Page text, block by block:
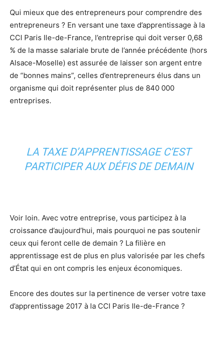
Qui mieux que des entrepreneurs pour comprendre des
entrepreneurs ? En versant une taxe d’apprentissage à la
CCI Paris Ile-de-France, l’entreprise qui doit verser 0,68
% de la masse salariale brute de l’année précédente (hors
Alsace-Moselle) est assurée de laisser son argent entre
de “bonnes mains”, celles d’entrepreneurs élus dans un
organisme qui doit représenter plus de 840 000
entreprises.
LA TAXE D’APPRENTISSAGE C’EST
PARTICIPER AUX DÉFIS DE DEMAIN
Voir loin. Avec votre entreprise, vous participez à la
croissance d’aujourd’hui, mais pourquoi ne pas soutenir
ceux qui feront celle de demain ? La filière en
apprentissage est de plus en plus valorisée par les chefs
d’État qui en ont compris les enjeux économiques.
Encore des doutes sur la pertinence de verser votre taxe
d’apprentissage 2017 à la CCI Paris Ile-de-France ?